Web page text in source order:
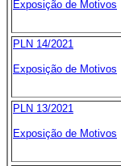
Exposição de Motivos
PLN 14/2021
Exposição de Motivos
PLN 13/2021
Exposição de Motivos